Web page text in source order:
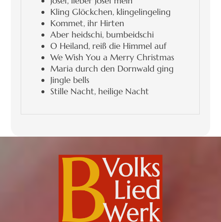
Kling Glöckchen, klingelingeling
Kommet, ihr Hirten
Aber heidschi, bumbeidschi
O Heiland, reiß die Himmel auf
We Wish You a Merry Christmas
Maria durch den Dornwald ging
Jingle bells
Stille Nacht, heilige Nacht